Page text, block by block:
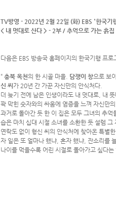
TV방영 - 2022년 2월 22일 (화) EBS '한국기
< 내 멋대로 산다 > - 2부 / 추억으로 가는 흙집
다음은 EBS 방송국 홈페이지의 한국기행 프로
“ 충북 옥천의 한 시골 마을. 담쟁이 창으로 보
신 씨 가 20년 간 가꾼 자신만의 안식처다.
더 늦기 전에 남은 인생이라도 내 멋대로, 내
꽉 막힌 숫자와의 싸움에 염증을 느껴 자신만
과거로 돌아간 듯 한 이 집은 모두 그녀의 추
습은 마치 십대 시절 소녀를 소환한 듯 설렘
연락도 없이 형신 씨의 안식처에 찾아온 특별
자 일은 또 얼마나 했냐, 혼자 했냐, 잔소리를
나이를 먹을수록 어린 시절로 돌아가고 싶다